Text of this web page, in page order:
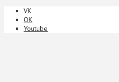
VK
ОК
Youtube